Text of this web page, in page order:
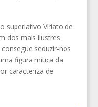
superlativo Viriato de
dos mais ilustres
seduzir-nos
figura mítica da
caracteriza de